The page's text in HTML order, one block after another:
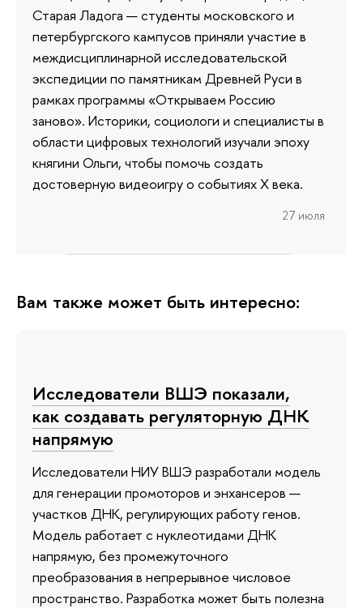
Старая Ладога — студенты московского и
петербургского кампусов приняли участие в
междисциплинарной исследовательской
экспедиции по памятникам Древней Руси в
рамках программы «Открываем Россию
заново». Историки, социологи и специалисты в
области цифровых технологий изучали эпоху
княгини Ольги, чтобы помочь создать
достоверную видеоигру о событиях X века.
27 июля
Вам также может быть интересно:
Исследователи ВШЭ показали,
как создавать регуляторную ДНК
напрямую
Исследователи НИУ ВШЭ разработали модель
для генерации промоторов и энхансеров —
участков ДНК, регулирующих работу генов.
Модель работает с нуклеотидами ДНК
напрямую, без промежуточного
преобразования в непрерывное числовое
пространство. Разработка может быть полезна